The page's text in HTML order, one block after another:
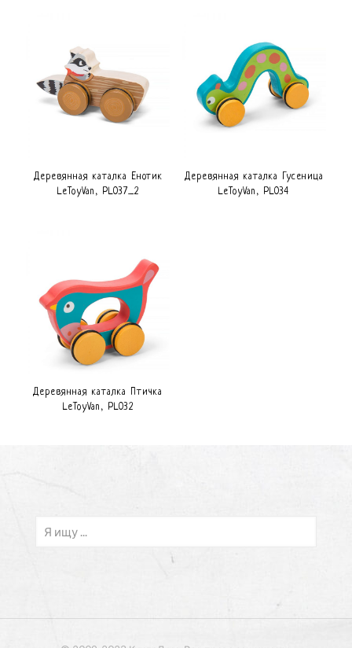
Деревянная каталка Енотик
LeToyVan, PL037_2
Деревянная каталка Гусеница
LeToyVan, PL034
Деревянная каталка Птичка
LeToyVan, PL032